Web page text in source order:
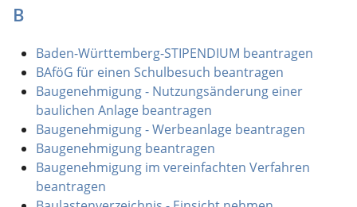
B
Baden-Württemberg-STIPENDIUM beantragen
BAföG für einen Schulbesuch beantragen
Baugenehmigung - Nutzungsänderung einer
baulichen Anlage beantragen
Baugenehmigung - Werbeanlage beantragen
Baugenehmigung beantragen
Baugenehmigung im vereinfachten Verfahren
beantragen